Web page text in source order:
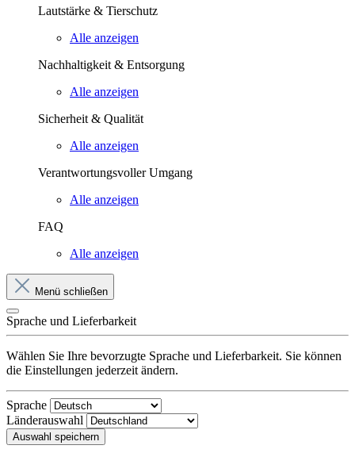
Lautstärke & Tierschutz
Alle anzeigen
Nachhaltigkeit & Entsorgung
Alle anzeigen
Sicherheit & Qualität
Alle anzeigen
Verantwortungsvoller Umgang
Alle anzeigen
FAQ
Alle anzeigen
Menü schließen
Sprache und Lieferbarkeit
Wählen Sie Ihre bevorzugte Sprache und Lieferbarkeit. Sie können
die Einstellungen jederzeit ändern.
Sprache
Länderauswahl
Auswahl speichern